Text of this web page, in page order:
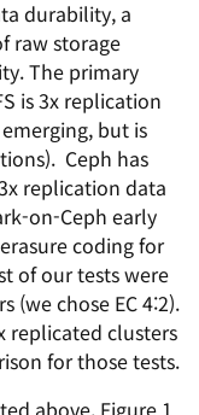
durability, a
raw storage
The primary
is 3x replication
but is
Ceph has
replication data
on-Ceph early
coding for
of our tests were
(we chose EC 4:2).
replicated clusters
for those tests.
above, Figure 1